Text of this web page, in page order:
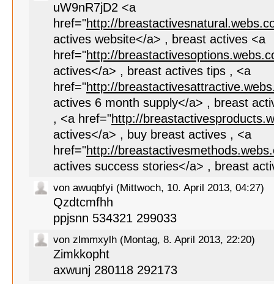
uW9nR7jD2 <a
href="http://
actives website</a> , breast actives <a
href="http://
actives</a> , breast actives tips , <a
href="http://
actives 6 month supply</a> , breast
, <a href="http://
actives</a> , buy breast actives , <a
href="http://
actives success stories</a> , breast
von awuqbfyi (Mittwoch, 10. April 2013, 04:27)
Qzdtcmfhh
ppjsnn 534321 299033
von zlmmxylh (Montag, 8. April 2013, 22:20)
Zimkkopht
axwunj 280118 292173